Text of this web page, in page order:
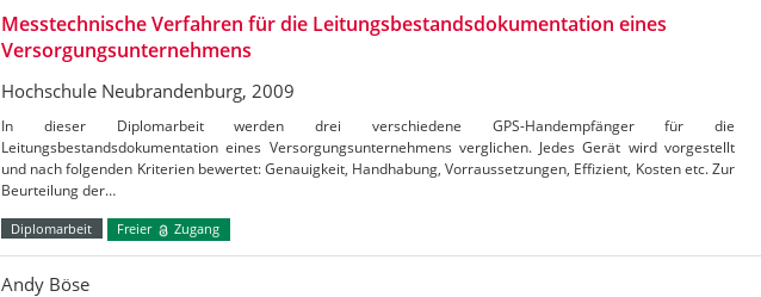
Messtechnische Verfahren für die Leitungsbestandsdokumentation eines
Versorgungsunternehmens
Hochschule Neubrandenburg, 2009
In dieser Diplomarbeit werden drei verschiedene GPS-Handempfänger für die
Leitungsbestandsdokumentation eines Versorgungsunternehmens verglichen. Jedes Gerät wird vorgestellt
und nach folgenden Kriterien bewertet: Genauigkeit, Handhabung, Vorraussetzungen, Effizient, Kosten etc. Zur
Beurteilung der…
Diplomarbeit Freier Zugang
Andy Böse